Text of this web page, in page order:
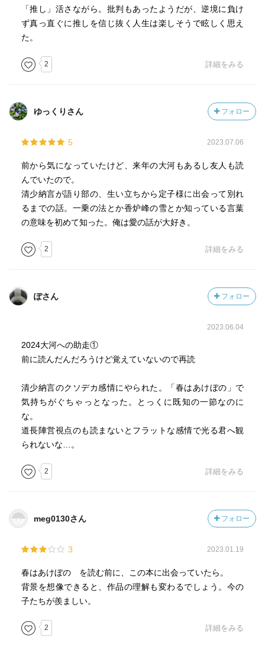
「推し」活さながら。批判もあったようだが、逆境に負け
ず真っ直ぐに推しを信じ抜く人生は楽しそうで眩しく思え
た。
2 詳細をみる
ゆっくりさん フォロー
5 2023.07.06
前から気になっていたけど、来年の大河もあるし友人も読
んでいたので。
清少納言が語り部の、生い立ちから定子様に出会って別れ
るまでの話。一乗の法とか香炉峰の雪とか知っている言葉
の意味を初めて知った。俺は愛の話が大好き。
2 詳細をみる
ぽさん フォロー
2023.06.04
2024大河への助走①
前に読んだんだろうけど覚えていないので再読
清少納言のクソデカ感情にやられた。「春はあけぼの」で
気持ちがぐちゃっとなった。とっくに既知の一節なのに
な。
道長陣営視点のも読まないとフラットな感情で光る君へ観
られないな…。
2 詳細をみる
meg0130さん フォロー
3 2023.01.19
春はあけぼの を読む前に、この本に出会っていたら。
背景を想像できると、作品の理解も変わるでしょう。今の
子たちが羨ましい。
2 詳細をみる